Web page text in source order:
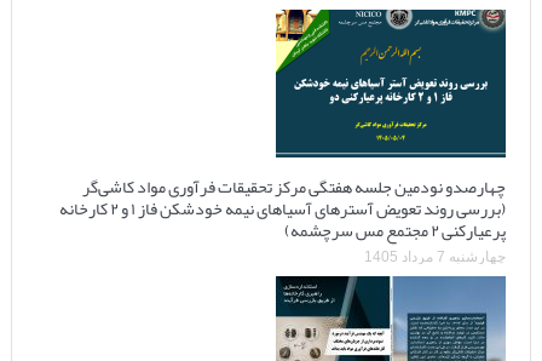
چهارصدو نودمین جلسه هفتگی مرکز تحقیقات فرآوری مواد کاشی‌گر
(بررسی روند تعویض آسترهای آسیاهای نیمه خودشکن فاز ۱ و ۲ کارخانه
پرعیارکنی ۲ مجتمع مس سرچشمه)
چهارشنبه 7 مرداد 1405